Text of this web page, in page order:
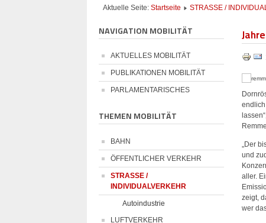
Aktuelle Seite: Startseite STRASSE /
NAVIGATION MOBILITÄT
AKTUELLES MOBILITÄT
PUBLIKATIONEN MOBILITÄT
PARLAMENTARISCHES
THEMEN MOBILITÄT
BAHN
ÖFFENTLICHER VERKEHR
STRASSE /
INDIVIDUALVERKEHR
Autoindustrie
LUFTVERKEHR
„Der
und
aller.
zeigt,
wer